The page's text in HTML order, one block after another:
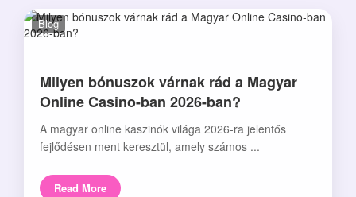
Blog
Milyen bónuszok várnak rád a Magyar
Online Casino-ban 2026-ban?
A magyar online kaszinók világa 2026-ra jelentős
fejlődésen ment keresztül, amely számos ...
Read More